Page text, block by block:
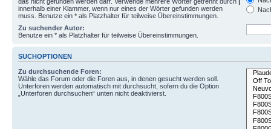
innerhalb einer Klammer, wenn nur eines der Wörter gefunden werden
muss. Benutze ein * als Platzhalter für teilweise Übereinstimmungen.
Zu suchender Autor:
Benutze ein * als Platzhalter für teilweise Übereinstimmungen.
SUCHOPTIONEN
Zu durchsuchende Foren:
Wähle das Forum oder die Foren aus, in denen gesucht werden soll.
Unterforen werden automatisch mit durchsucht, sofern du die Option
„Unterforen durchsuchen“ unten nicht deaktivierst.